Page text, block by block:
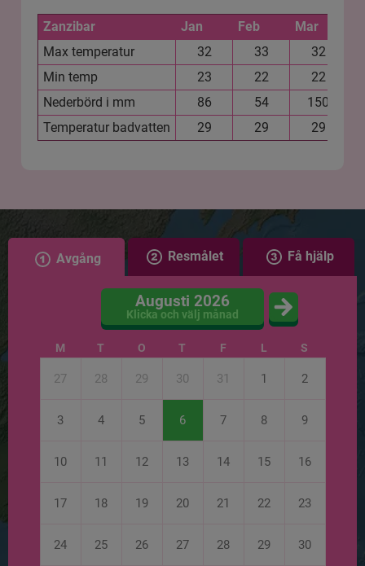
Zanzibar Jan Feb Mar
Max temperatur
32 33
32
Min temp
23 22
22
Nederbörd i mm
86 54 150
Temperatur badvatten
29 29 29
Avgång Resmålet Få hjälp
Augusti 2026
Klicka och välj månad
M T O T F L S
27 28 29 30 31 1 2
3 4 5 6 7 8 9
10 11 12 13 14 15 16
17 18 19 20 21 22 23
24 25 26 27 28 29 30